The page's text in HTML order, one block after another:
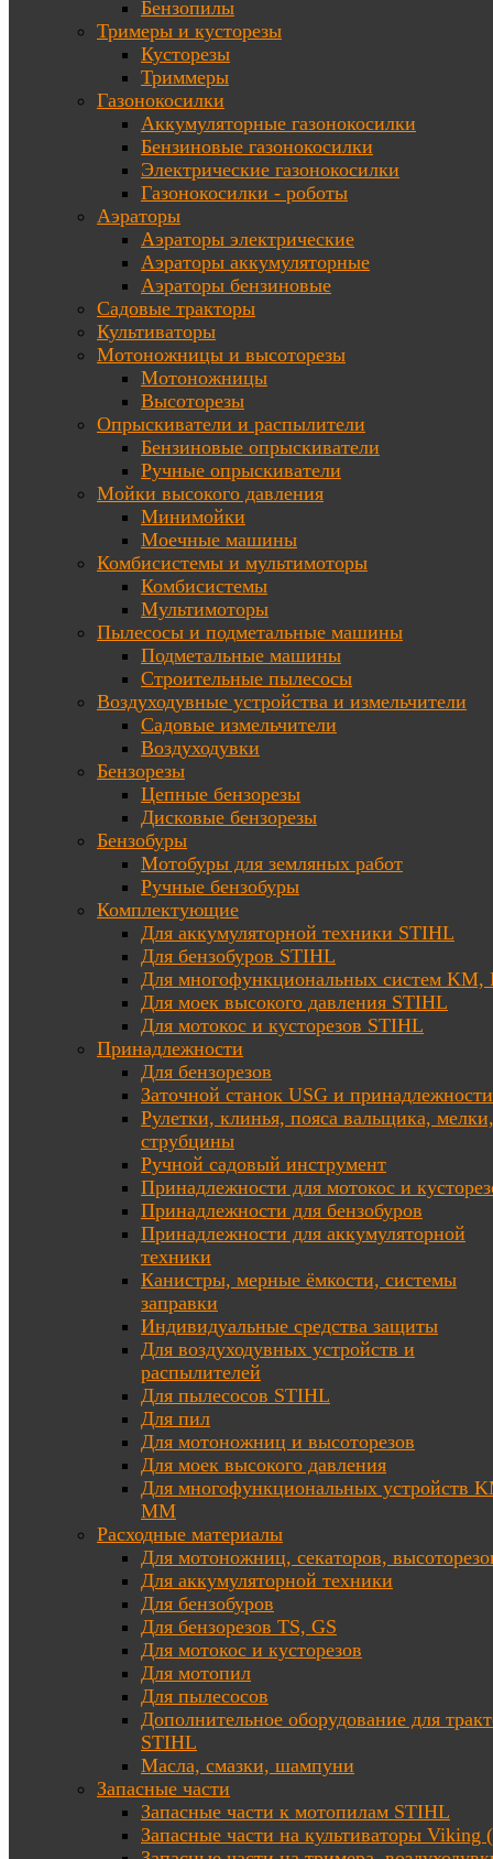
Бензопилы
Тримеры и кусторезы
Кусторезы
Триммеры
Газонокосилки
Аккумуляторные газонокосилки
Бензиновые газонокосилки
Электрические газонокосилки
Газонокосилки - роботы
Аэраторы
Аэраторы электрические
Аэраторы аккумуляторные
Аэраторы бензиновые
Садовые тракторы
Культиваторы
Мотоножницы и высоторезы
Мотоножницы
Высоторезы
Опрыскиватели и распылители
Бензиновые опрыскиватели
Ручные опрыскиватели
Мойки высокого давления
Минимойки
Моечные машины
Комбисистемы и мультимоторы
Комбисистемы
Мультимоторы
Пылесосы и подметальные машины
Подметальные машины
Строительные пылесосы
Воздуходувные устройства и измельчители
Садовые измельчители
Воздуходувки
Бензорезы
Цепные бензорезы
Дисковые бензорезы
Бензобуры
Мотобуры для земляных работ
Ручные бензобуры
Комплектующие
Для аккумуляторной техники STIHL
Для бензобуров STIHL
Для многофункциональных систем KM,
Для моек высокого давления STIHL
Для мотокос и кусторезов STIHL
Принадлежности
Для бензорезов
Заточной станок USG и принадлежности
Рулетки, клинья, пояса вальщика, мелки,
струбцины
Ручной садовый инструмент
Принадлежности для мотокос и
Принадлежности для бензобуров
Принадлежности для аккумуляторной
техники
Канистры, мерные ёмкости, системы
заправки
Индивидуальные средства защиты
Для воздуходувных устройств и
распылителей
Для пылесосов STIHL
Для пил
Для мотоножниц и высоторезов
Для моек высокого давления
Для многофункциональных устройств
MM
Расходные материалы
Для мотоножниц, секаторов,
Для аккумуляторной техники
Для бензобуров
Для бензорезов TS, GS
Для мотокос и кусторезов
Для мотопил
Для пылесосов
Дополнительное оборудование для
STIHL
Масла, смазки, шампуни
Запасные части
Запасные части к мотопилам STIHL
Запасные части на культиваторы Viking